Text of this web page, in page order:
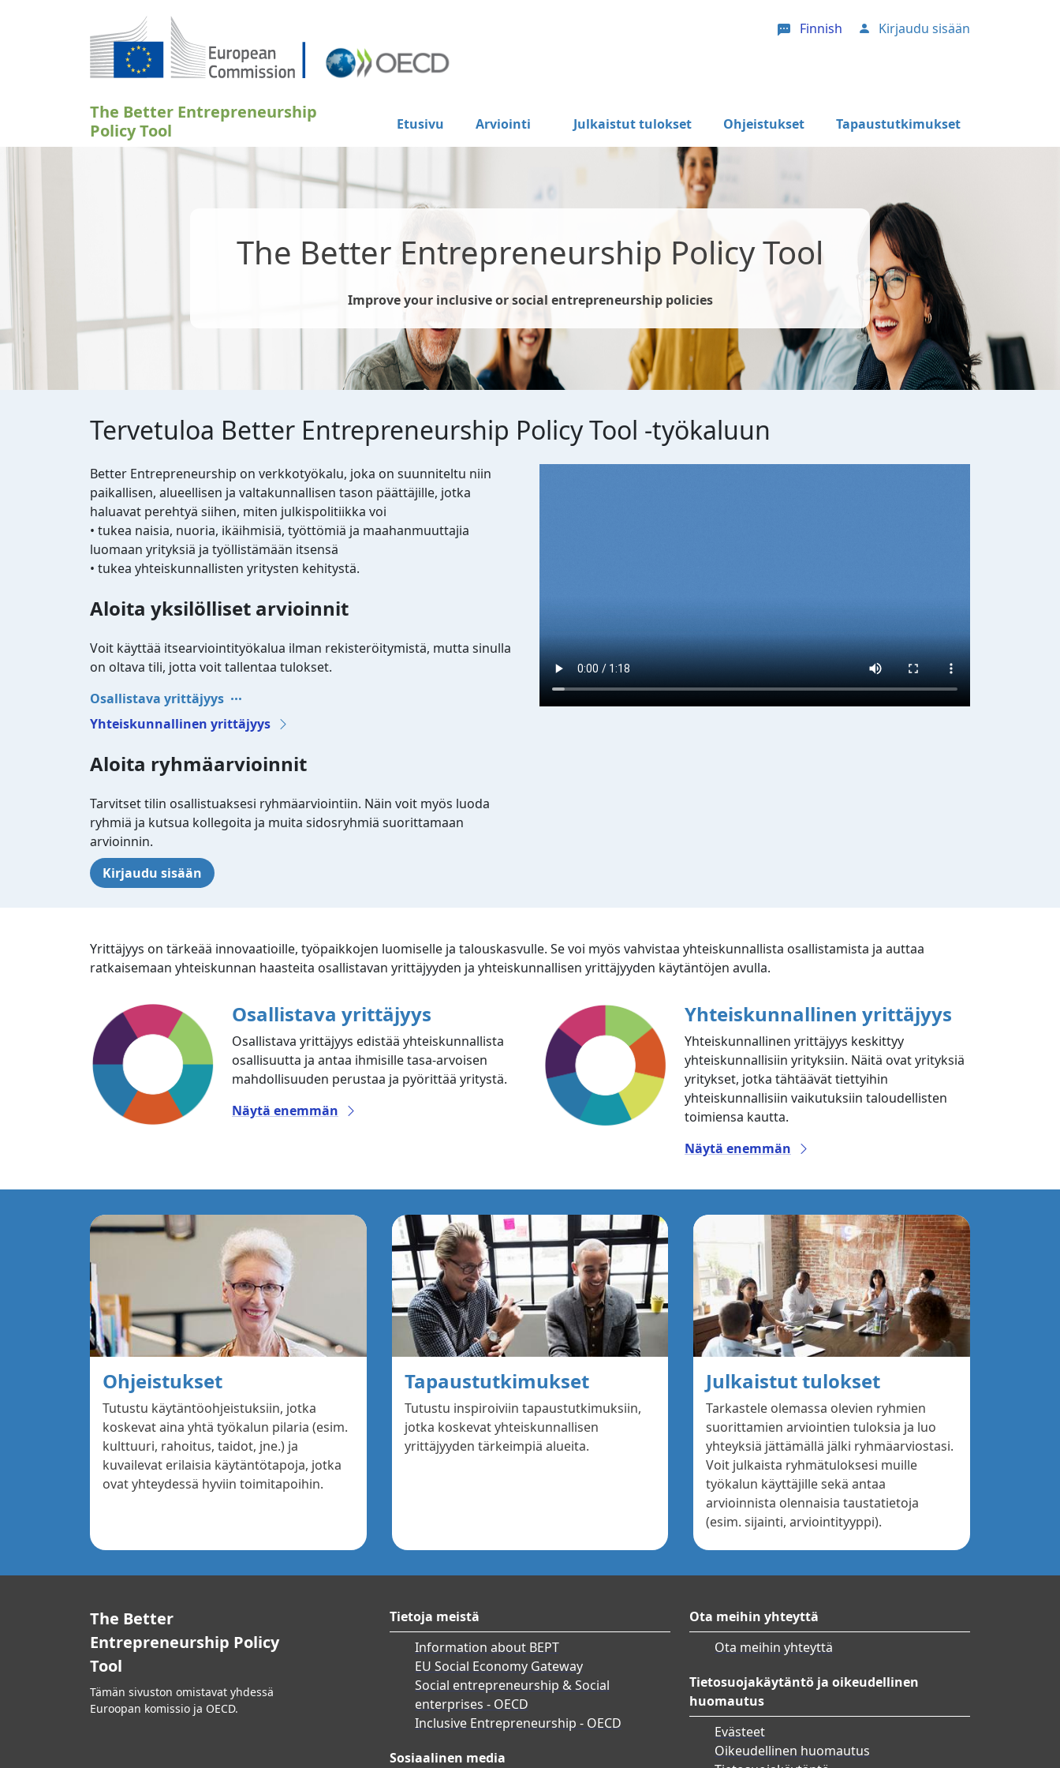
Finnish User account menu
Kirjaudu sisään
The Better Entrepreneurship
Policy Tool
Etusivu Arviointi Julkaistut tulokset Ohjeistukset Tapaustutkimukset
The Better Entrepreneurship Policy Tool
Improve your inclusive or social entrepreneurship policies
Tervetuloa Better Entrepreneurship Policy Tool -työkaluun
Better Entrepreneurship on verkkotyökalu, joka on suunniteltu niin
paikallisen, alueellisen ja valtakunnallisen tason päättäjille, jotka
haluavat perehtyä siihen, miten julkispolitiikka voi
• tukea naisia, nuoria, ikäihmisiä, työttömiä ja maahanmuuttajia
luomaan yrityksiä ja työllistämään itsensä
• tukea yhteiskunnallisten yritysten kehitystä.
Aloita yksilölliset arvioinnit
Voit käyttää itsearviointityökalua ilman rekisteröitymistä, mutta sinulla
on oltava tili, jotta voit tallentaa tulokset.
Osallistava yrittäjyys
Yhteiskunnallinen yrittäjyys
Aloita ryhmäarvioinnit
Tarvitset tilin osallistuaksesi ryhmäarviointiin. Näin voit myös luoda
ryhmiä ja kutsua kollegoita ja muita sidosryhmiä suorittamaan
arvioinnin.
Kirjaudu sisään
Yrittäjyys on tärkeää innovaatioille, työpaikkojen luomiselle ja talouskasvulle. Se voi myös vahvistaa yhteiskunnallista osallistamista ja auttaa
ratkaisemaan yhteiskunnan haasteita osallistavan yrittäjyyden ja yhteiskunnallisen yrittäjyyden käytäntöjen avulla.
Osallistava yrittäjyys
Osallistava yrittäjyys edistää yhteiskunnallista
osallisuutta ja antaa ihmisille tasa-arvoisen
mahdollisuuden perustaa ja pyörittää yritystä.
Näytä enemmän
Yhteiskunnallinen yrittäjyys
Yhteiskunnallinen yrittäjyys keskittyy
yhteiskunnallisiin yrityksiin. Näitä ovat yrityksiä
yritykset, jotka tähtäävät tiettyihin
yhteiskunnallisiin vaikutuksiin taloudellisten
toimiensa kautta.
Näytä enemmän
Ohjeistukset
Tutustu käytäntöohjeistuksiin, jotka
koskevat aina yhtä työkalun pilaria (esim.
kulttuuri, rahoitus, taidot, jne.) ja
kuvailevat erilaisia käytäntötapoja, jotka
ovat yhteydessä hyviin toimitapoihin.
Tapaustutkimukset
Tutustu inspiroiviin tapaustutkimuksiin,
jotka koskevat yhteiskunnallisen
yrittäjyyden tärkeimpiä alueita.
Julkaistut tulokset
Tarkastele olemassa olevien ryhmien
suorittamien arviointien tuloksia ja luo
yhteyksiä jättämällä jälki ryhmäarviostasi.
Voit julkaista ryhmätuloksesi muille
työkalun käyttäjille sekä antaa
arvioinnista olennaisia taustatietoja
(esim. sijainti, arviointityyppi).
The Better
Entrepreneurship Policy
Tool
Tämän sivuston omistavat yhdessä
Euroopan komissio ja OECD.
Tietoja meistä
Information about BEPT
EU Social Economy Gateway
Social entrepreneurship & Social
enterprises - OECD
Inclusive Entrepreneurship - OECD
Sosiaalinen media
Ota meihin yhteyttä
Ota meihin yhteyttä
Tietosuojakäytäntö ja oikeudellinen
huomautus
Evästeet
Oikeudellinen huomautus